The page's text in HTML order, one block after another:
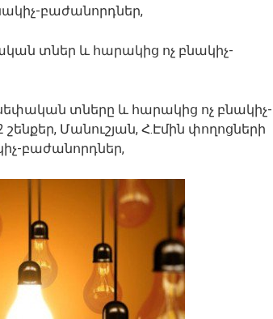
բաժանորդներ,
տներ և հարակից ոչ բնակիչ-
սեփական տները և հարակից ոչ բնակիչ-
Մանուշյան, Հ.Էմին փողոցների
բաժանորդներ,